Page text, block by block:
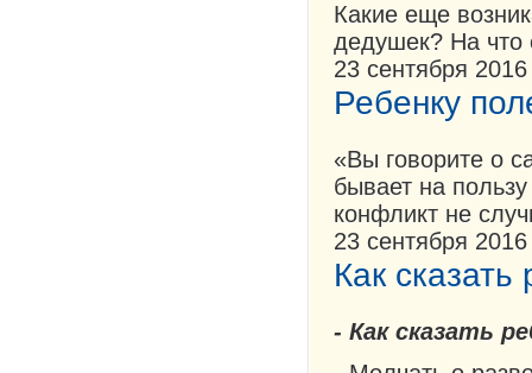
Какие еще
дедушек? На что
23 сентября 2016
Ребенку
«Вы говорите о
бывает на
конфликт не
23 сентября 2016
Как
- Как сказать